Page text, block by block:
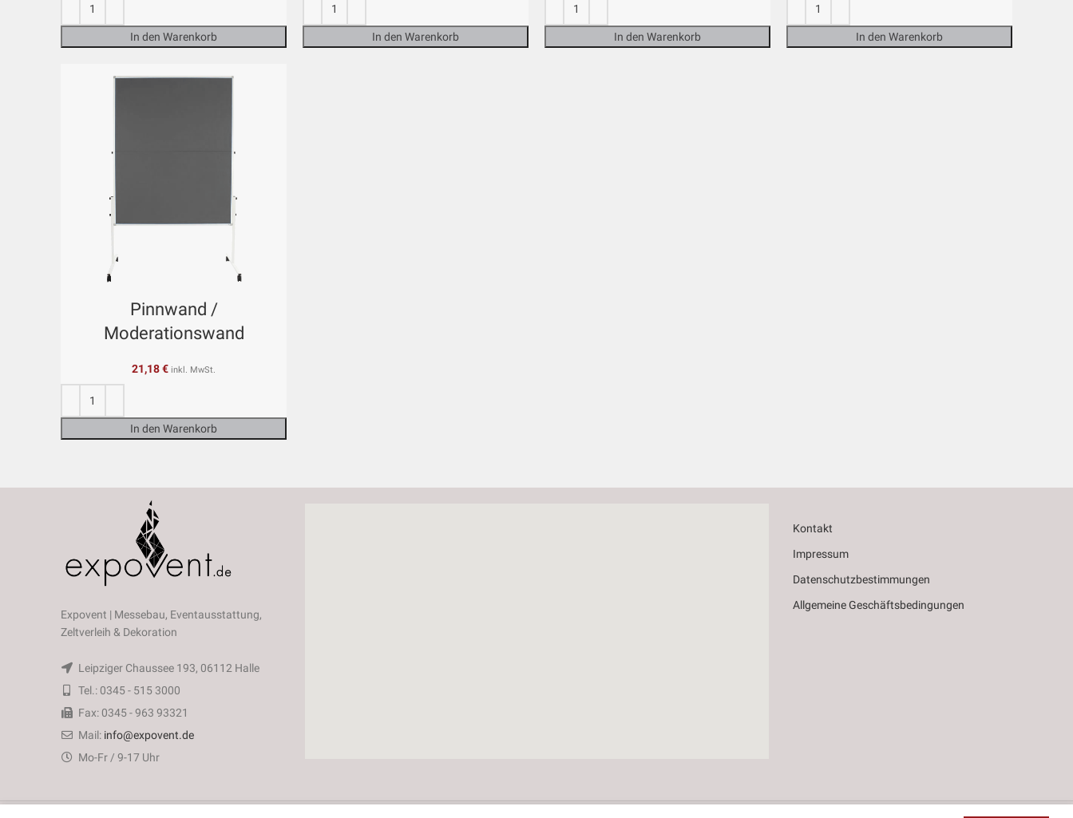
In den Warenkorb In den Warenkorb In den Warenkorb In den Warenkorb
Pinnwand /
Moderationswand
21,18€ inkl. MwSt.
In den Warenkorb
Expovent | Messebau, Eventausstattung,
Zeltverleih & Dekoration
Leipziger Chaussee 193, 06112 Halle
Tel.: 0345 - 515 3000
Fax: 0345 - 963 93321
Mail: info@expovent.de
Mo-Fr / 9-17 Uhr
Kontakt
Impressum
Datenschutzbestimmungen
Allgemeine Geschäftsbedingungen